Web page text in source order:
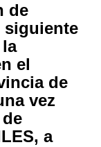
de
siguiente
el
de
vez
a